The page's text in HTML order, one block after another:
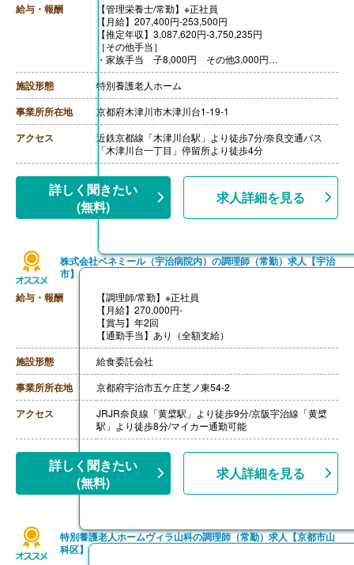
給与・報酬
【管理栄養士/常勤】※正社員
【月給】207,400円-253,500円
【推定年収】3,087,620円-3,750,235円
［その他手当］
・家族手当 子8,000円 その他3,000円
【賞与】年2回（計4.00ヶ月分）※前年度実績
【通勤手当】あり（上限30,000円/月）
【昇給】あり
【退職金】あり※勤続3年以上
【栄養士/常勤】※正社員
【月給】197,200円-243,000円
【推定年収】2,941,125円-3,599,350円
［その他手当］
【賞与】年2回（計4.00ヶ月分）※前年度実績
【通勤手当】あり（上限30,000円/月）
【昇給】あり
【退職金】あり※勤続3年以上
【調理補助/非常勤】
【時給】1,130円
施設形態 特別養護老人ホーム
事業所所在地 京都府木津川市木津川台1-19-1
アクセス
近鉄京都線「木津川台駅」より徒歩7分/奈良交通バス
「木津川台一丁目」停留所より徒歩4分
詳しく聞きたい
(無料)
求人詳細を見る
株式会社ベネミール（宇治病院内）の調理師（常勤）求人【宇治
市】
給与・報酬
【調理師/常勤】※正社員
【月給】270,000円-
【賞与】年2回
【通勤手当】あり（全額支給）
施設形態 給食委託会社
事業所所在地 京都府宇治市五ケ庄芝ノ東54-2
アクセス
JRJR奈良線「黄檗駅」より徒歩9分/京阪宇治線「黄檗
駅」より徒歩8分/マイカー通勤可能
詳しく聞きたい
(無料)
求人詳細を見る
特別養護老人ホームヴィラ山科の調理師（常勤）求人【京都市山
科区】